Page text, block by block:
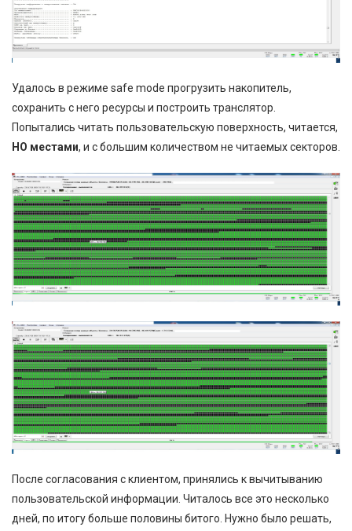
Удалось в режиме safe mode прогрузить накопитель,
сохранить с него ресурсы и построить транслятор.
Попытались читать пользовательскую поверхность, читается,
НО местами, и с большим количеством не читаемых секторов.
После согласования с клиентом, принялись к вычитыванию
пользовательской информации. Читалось все это несколько
дней, по итогу больше половины битого. Нужно было решать,